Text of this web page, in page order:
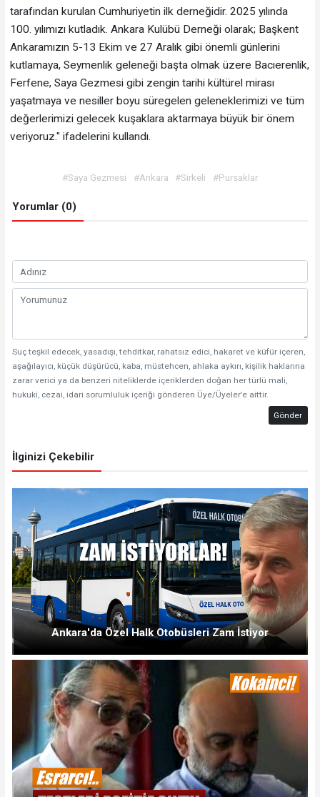
tarafından kurulan Cumhuriyetin ilk derneğidir. 2025 yılında
100. yılımızı kutladık. Ankara Kulübü Derneği olarak; Başkent
Ankaramızın 5-13 Ekim ve 27 Aralık gibi önemli günlerini
kutlamaya, Seymenlik geleneği başta olmak üzere Bacıerenlik,
Ferfene, Saya Gezmesi gibi zengin tarihi kültürel mirası
yaşatmaya ve nesiller boyu süregelen geleneklerimizi ve tüm
değerlerimizi gelecek kuşaklara aktarmaya büyük bir önem
veriyoruz." ifadelerini kullandı.
#Saya Gezmesi #Ankara #Sirkeli #Pursaklar
Yorumlar (0)
Suç teşkil edecek, yasadışı, tehditkar, rahatsız edici, hakaret ve küfür içeren,
aşağılayıcı, küçük düşürücü, kaba, müstehcen, ahlaka aykırı, kişilik haklarına
zarar verici ya da benzeri niteliklerde içeriklerden doğan her türlü mali,
hukuki, cezai, idari sorumluluk içeriği gönderen Üye/Üyeler’e aittir.
Gönder
İlginizi Çekebilir
Ankara'da Özel Halk Otobüsleri Zam İstiyor